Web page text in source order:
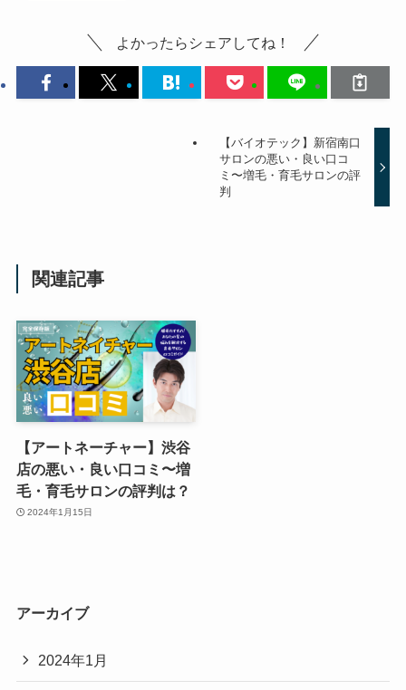
よかったらシェアしてね！
【バイオテック】新宿南口
サロンの悪い・良い口コ
ミ〜増毛・育毛サロンの評
判
関連記事
【アートネーチャー】渋谷
店の悪い・良い口コミ〜増
毛・育毛サロンの評判は？
2024年1月15日
アーカイブ
2024年1月